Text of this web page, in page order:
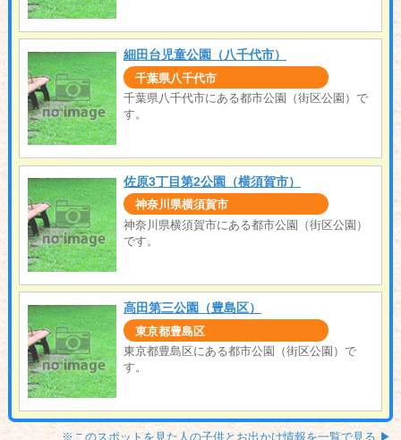
細田台児童公園（八千代市）
千葉県八千代市
千葉県八千代市にある都市公園（街区公園）で
す。
佐原3丁目第2公園（横須賀市）
神奈川県横須賀市
神奈川県横須賀市にある都市公園（街区公園）
です。
高田第三公園（豊島区）
東京都豊島区
東京都豊島区にある都市公園（街区公園）で
す。
※このスポットを見た人の子供とお出かけ情報を一覧で見る ▶︎